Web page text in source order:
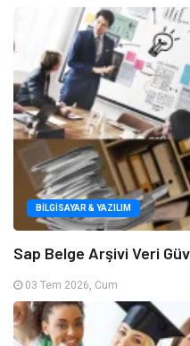
BILGISAYAR & YAZILIM
Sap Belge Arşivi Veri
03 Tem 2026, Cum